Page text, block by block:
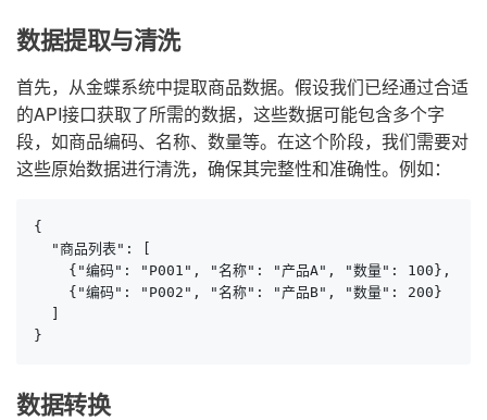
数据提取与清洗
首先，从金蝶系统中提取商品数据。假设我们已经通过合适
的API接口获取了所需的数据，这些数据可能包含多个字
段，如商品编码、名称、数量等。在这个阶段，我们需要对
这些原始数据进行清洗，确保其完整性和准确性。例如：
{
  "商品列表": [
    {"编码": "P001", "名称": "产品A", "数量": 100},
    {"编码": "P002", "名称": "产品B", "数量": 200}
  ]
}
数据转换